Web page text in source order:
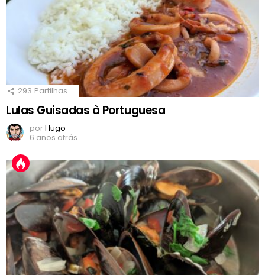
293 Partilhas
Lulas Guisadas à Portuguesa
porHugo
6 anos atrás